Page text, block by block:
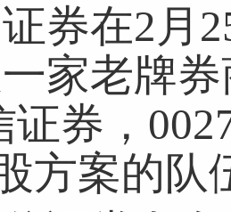
券在2月
家老牌
证券，
方案的队